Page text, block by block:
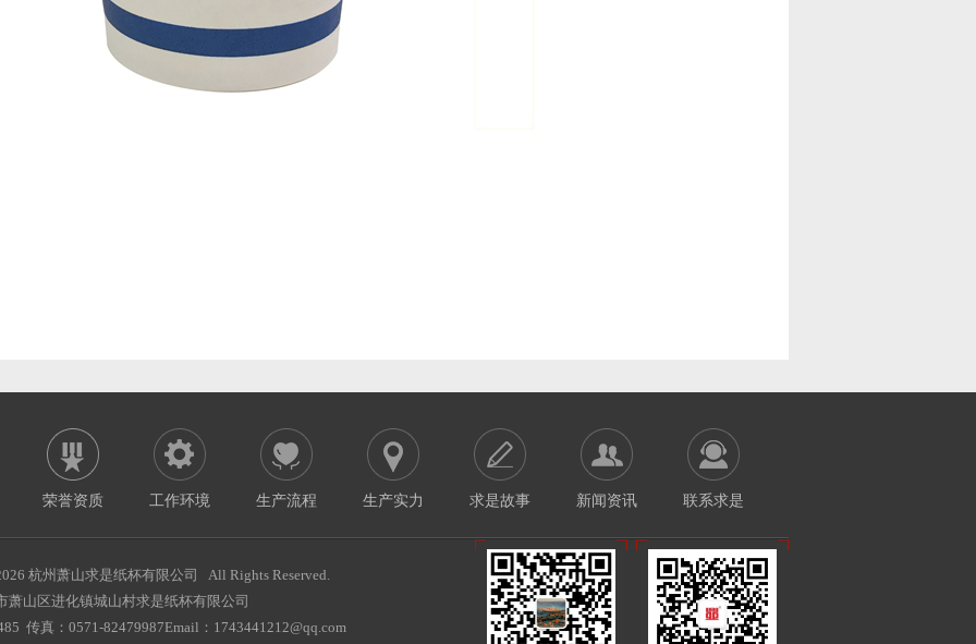
荣誉资质 工作环境 生产流程 生产实力 求是故事 新闻资讯 联系求是
杭州萧山求是纸杯有限公司 All Rights Reserved.
萧山区进化镇城山村求是纸杯有限公司
传真：0571-82479987Email：1743441212@qq.com